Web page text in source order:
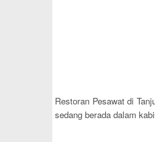
Restoran Pesawat di
sedang berada dalam